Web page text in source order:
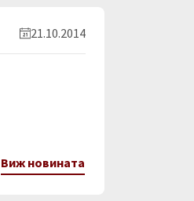
21.10.2014
Виж новината